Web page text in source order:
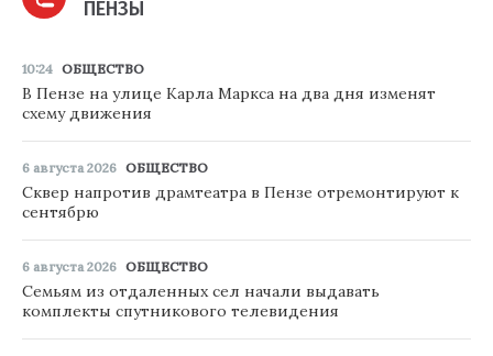
ПЕНЗЫ
10:24 ОБЩЕСТВО
В Пензе на улице Карла Маркса на два дня изменят
схему движения
6 августа 2026 ОБЩЕСТВО
Сквер напротив драмтеатра в Пензе отремонтируют к
сентябрю
6 августа 2026 ОБЩЕСТВО
Семьям из отдаленных сел начали выдавать
комплекты спутникового телевидения